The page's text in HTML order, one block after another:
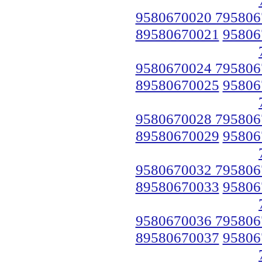
9580670020
89580670021
9580670024
89580670025
9580670028
89580670029
9580670032
89580670033
9580670036
89580670037